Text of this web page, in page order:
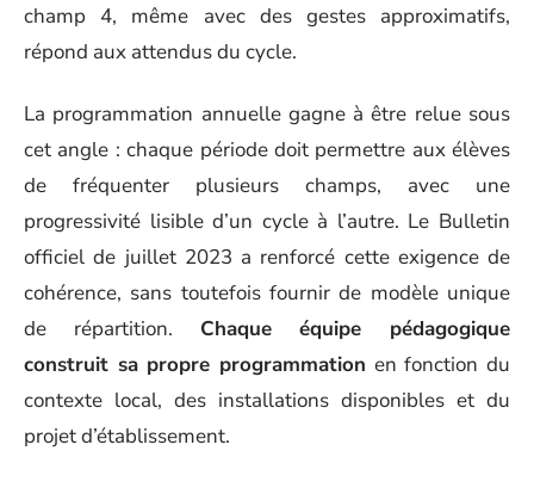
champ 4, même avec des gestes approximatifs,
répond aux attendus du cycle.
La programmation annuelle gagne à être relue sous
cet angle : chaque période doit permettre aux élèves
de fréquenter plusieurs champs, avec une
progressivité lisible d’un cycle à l’autre. Le Bulletin
officiel de juillet 2023 a renforcé cette exigence de
cohérence, sans toutefois fournir de modèle unique
de répartition. Chaque équipe pédagogique
construit sa propre programmation en fonction du
contexte local, des installations disponibles et du
projet d’établissement.